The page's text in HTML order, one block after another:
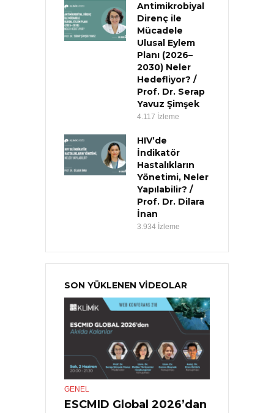
Antimikrobiyal
Direnç ile
Mücadele
Ulusal Eylem
Planı (2026–
2030) Neler
Hedefliyor? /
Prof. Dr. Serap
Yavuz Şimşek
4.117 İzleme
HIV’de
İndikatör
Hastalıkların
Yönetimi, Neler
Yapılabilir? /
Prof. Dr. Dilara
İnan
3.934 İzleme
SON YÜKLENEN VİDEOLAR
GENEL
ESCMID Global 2026’dan